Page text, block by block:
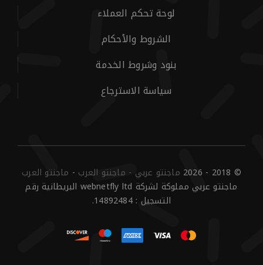
لوحة تحكم العملاء
الشروط والأحكام
بنود وشروط الخدمة
سياسة الاسترجاع
© 2018 - 2026 ماجنتو عربي - ماجنتو العرب - ماجنتو العرب
ماجنتو عربي مملوكة لشركة webnetfly ltd البريطانية رقم
التسجيل : 14892484.